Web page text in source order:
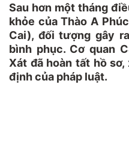
Sau hơn một tháng
khỏe của Thào A
Cai), đối tượng gây
bình phục. Cơ quan
Xát đã hoàn tất hồ
định của pháp luật.